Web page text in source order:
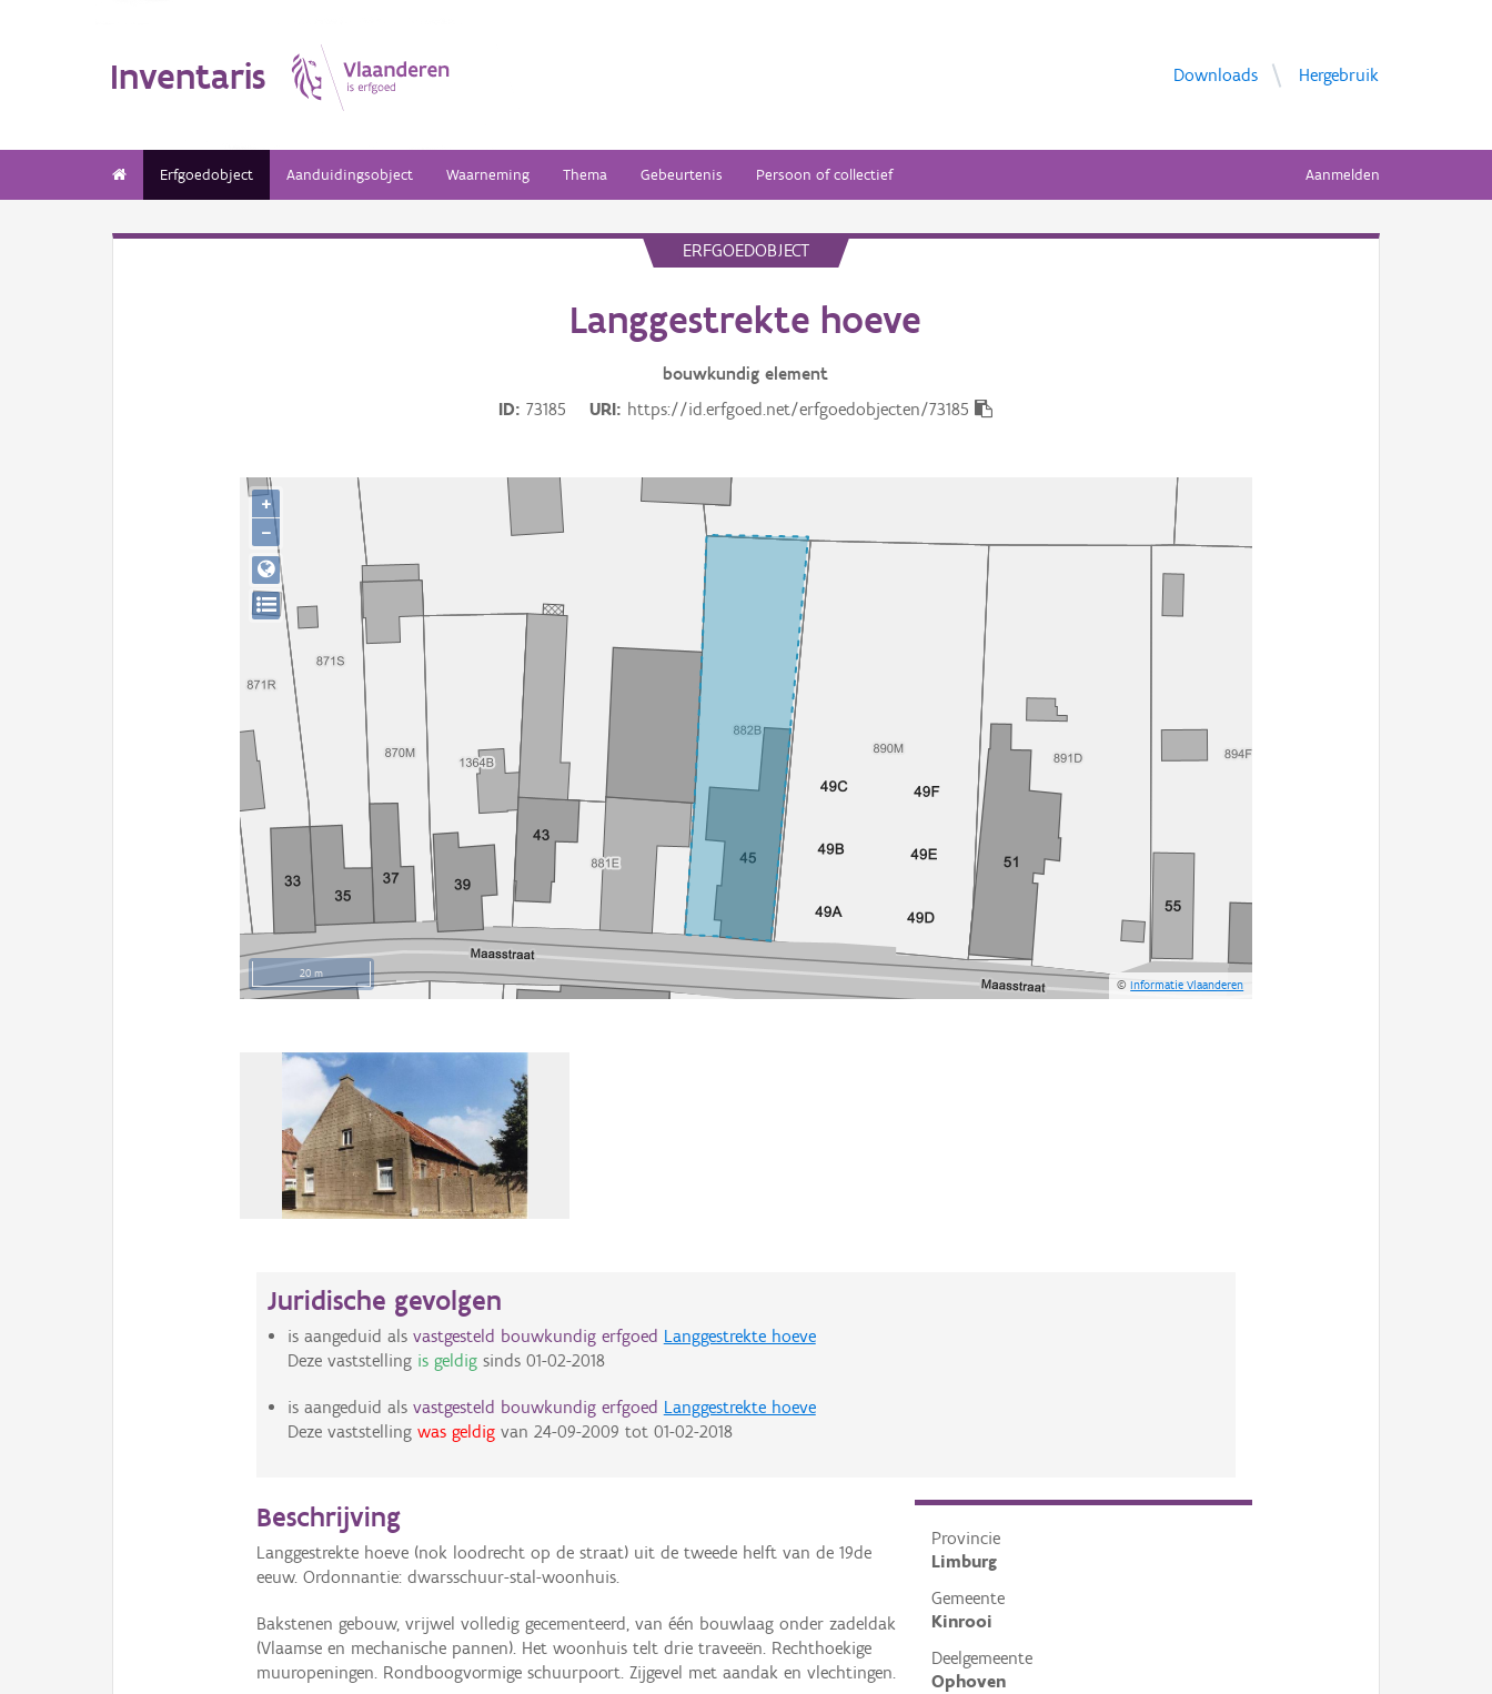
Inventaris Downloads Hergebruik
Erfgoedobject Aanduidingsobject Waarneming Thema Gebeurtenis Persoon of collectief Aanmelden
ERFGOEDOBJECT
Langgestrekte hoeve
bouwkundig element
ID
73185 URI https://id.erfgoed.net/erfgoedobjecten/73185
20 m
©Informatie Vlaanderen
+
−
Juridische gevolgen
is aangeduid als vastgesteld bouwkundig erfgoed Langgestrekte hoeve
Deze vaststelling is geldigsinds 01-02-2018
is aangeduid als vastgesteld bouwkundig erfgoed Langgestrekte hoeve
Deze vaststelling was geldigvan 24-09-2009 tot 01-02-2018
Provincie
Limburg
Gemeente
Kinrooi
Deelgemeente
Ophoven
Beschrijving
Langgestrekte hoeve (nok loodrecht op de straat) uit de tweede helft van de 19de
eeuw. Ordonnantie: dwarsschuur-stal-woonhuis.
Bakstenen gebouw, vrijwel volledig gecementeerd, van één bouwlaag onder zadeldak
(Vlaamse en mechanische pannen). Het woonhuis telt drie traveeën. Rechthoekige
muuropeningen. Rondboogvormige schuurpoort. Zijgevel met aandak en vlechtingen.